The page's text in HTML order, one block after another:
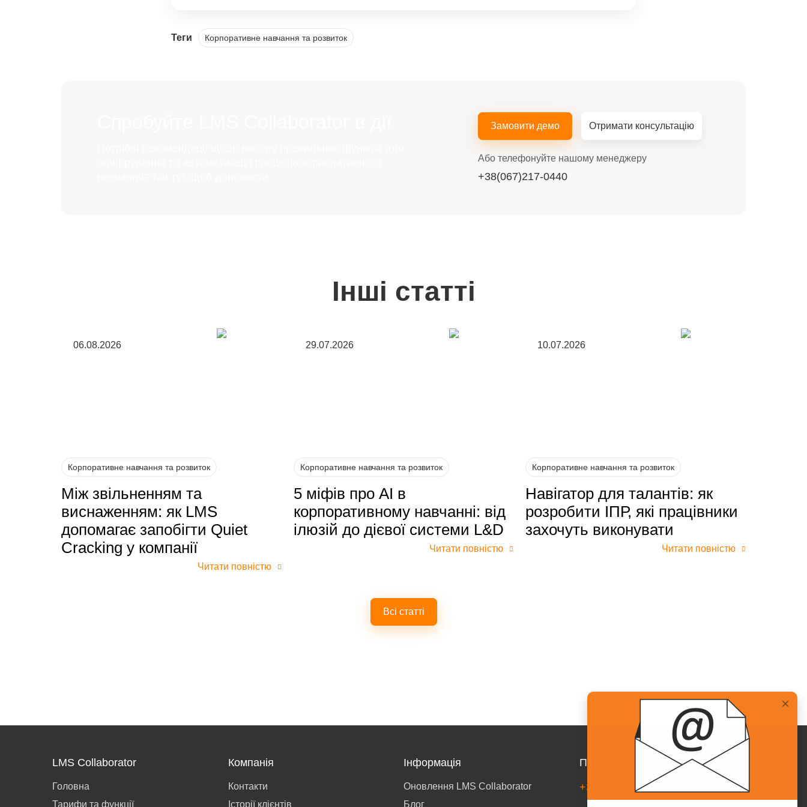
Теги Корпоративне навчання та розвиток
Замовити демо Отримати консультацію
Або телефонуйте нашому менеджеру
+38(067)217-0440
Інші статті
06.08.2026
Корпоративне навчання та розвиток
Між звільненням та
виснаженням: як LMS
допомагає запобігти Quiet
Cracking у компанії
Читати повністю
29.07.2026
Корпоративне навчання та розвиток
5 міфів про AI в
корпоративному навчанні: від
ілюзій до дієвої системи L&D
Читати повністю
10.07.2026
Корпоративне навчання та розвиток
Навігатор для талантів: як
розробити ІПР, які працівники
захочуть виконувати
Читати повністю
Всі статті
LMS Collaborator
Головна
Тарифи та функції
Компанія
Контакти
Історії клієнтів
Інформація
Оновлення LMS Collaborator
Блог
Про Collaborator
+38(067)217-0440